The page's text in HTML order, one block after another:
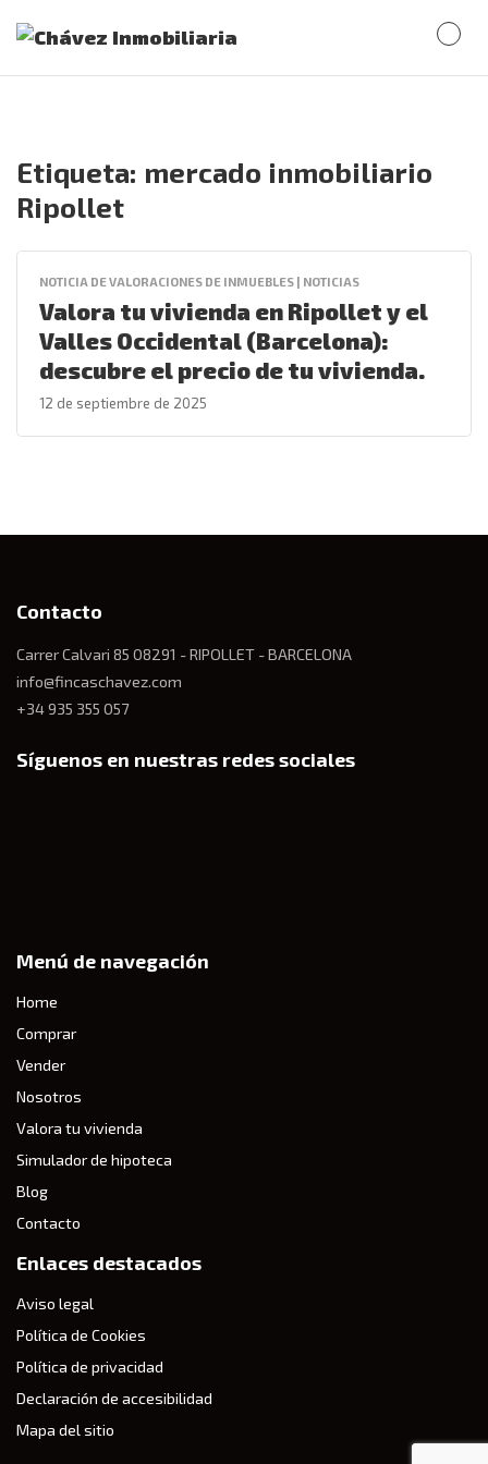
Etiqueta: mercado inmobiliario
Ripollet
NOTICIA DE VALORACIONES DE INMUEBLES | NOTICIAS
Valora tu vivienda en Ripollet y el
Valles Occidental (Barcelona):
descubre el precio de tu vivienda.
12 de septiembre de 2025
Contacto
Carrer Calvari 85 08291 - RIPOLLET - BARCELONA
info@fincaschavez.com
+34 935 355 057
Síguenos en nuestras redes sociales
Menú de navegación
Home
Comprar
Vender
Nosotros
Valora tu vivienda
Simulador de hipoteca
Blog
Contacto
Enlaces destacados
Aviso legal
Política de Cookies
Política de privacidad
Declaración de accesibilidad
Mapa del sitio